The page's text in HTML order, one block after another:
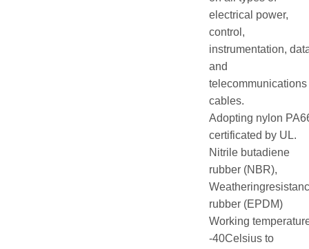
electrical power,
control,
instrumentation,
and
telecommunications
cables.
Adopting nylon
certificated by UL.
Nitrile butadiene
rubber (NBR),
rubber (EPDM)
Working
-40Celsius to